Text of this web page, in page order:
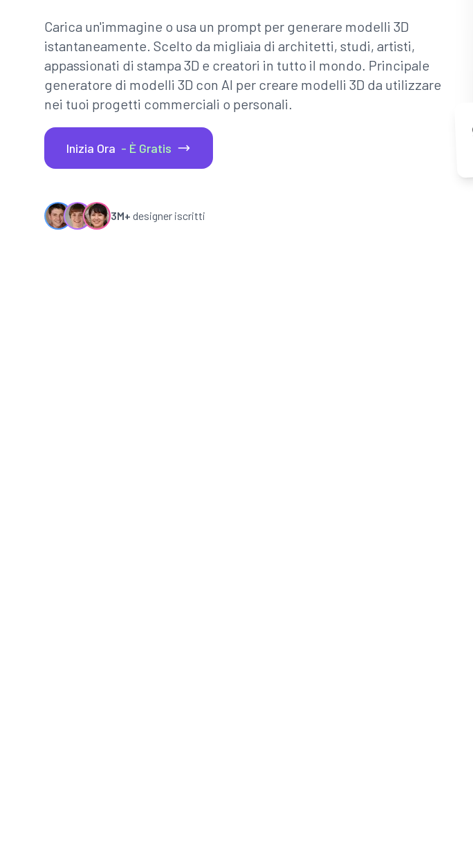
Carica un'immagine o usa un prompt per generare modelli 3D
istantaneamente. Scelto da migliaia di architetti, studi, artisti,
appassionati di stampa 3D e creatori in tutto il mondo. Principale
generatore di modelli 3D con AI per creare modelli 3D da utilizzare
nei tuoi progetti commerciali o personali.
Inizia Ora - È Gratis
3M+ designer iscritti